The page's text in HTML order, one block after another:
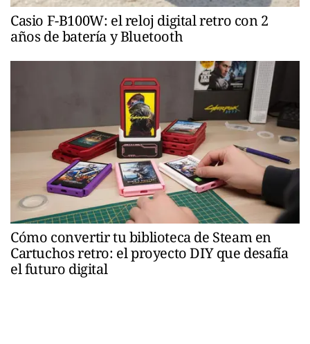
Casio F-B100W: el reloj digital retro con 2
años de batería y Bluetooth
Cómo convertir tu biblioteca de Steam en
Cartuchos retro: el proyecto DIY que desafía
el futuro digital